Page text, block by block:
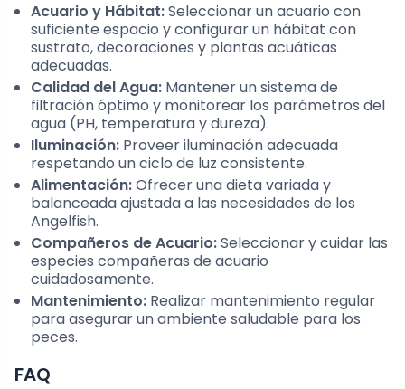
Acuario y Hábitat:Seleccionar un acuario con
suficiente espacio y configurar un hábitat con
sustrato, decoraciones y plantas acuáticas
adecuadas.
Calidad del Agua: Mantener un sistema de
filtración óptimo y monitorear los parámetros del
agua (PH, temperatura y dureza).
Iluminación: Proveer iluminación adecuada
respetando un ciclo de luz consistente.
Alimentación:Ofrecer una dieta variada y
balanceada ajustada a las necesidades de los
Angelfish.
Compañeros de Acuario:Seleccionar y cuidar las
especies compañeras de acuario
cuidadosamente.
Mantenimiento: Realizar mantenimiento regular
para asegurar un ambiente saludable para los
peces.
FAQ